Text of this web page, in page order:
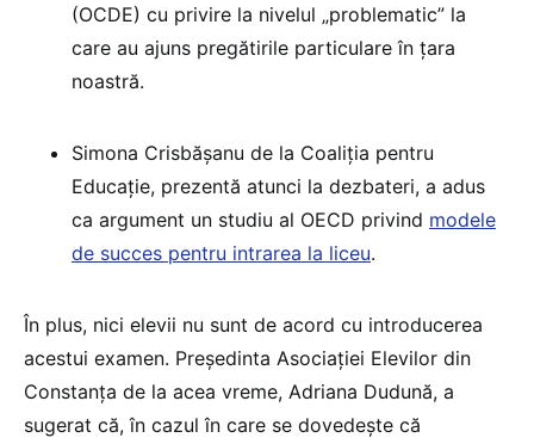
(OCDE) cu privire la nivelul „problematic” la
care au ajuns pregătirile particulare în țara
noastră.
Simona Crisbășanu de la Coaliția pentru
Educație, prezentă atunci la dezbateri, a adus
ca argument un studiu al OECD privind modele
de succes pentru intrarea la liceu.
În plus, nici elevii nu sunt de acord cu introducerea
acestui examen. Președinta Asociației Elevilor din
Constanța de la acea vreme, Adriana Dudună, a
sugerat că, în cazul în care se dovedește că